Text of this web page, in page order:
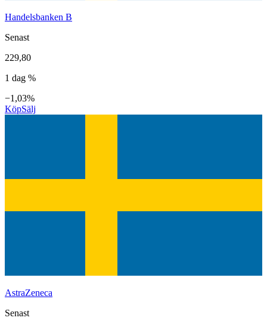
Handelsbanken B
Senast
229,80
1 dag %
−1,03%
KöpSälj
AstraZeneca
Senast